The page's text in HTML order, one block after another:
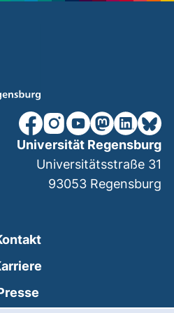
unsere Facebook-Seite
unsere Instagram-
unsere YouTube-
unsereunsere
Universität Regensburg
Universitätsstraße 31
93053 Regensburg